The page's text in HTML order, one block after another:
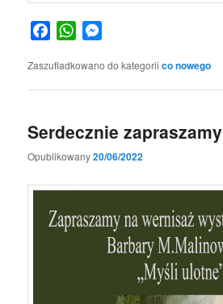
FacebookWhatsApp
Zaszufladkowano do kategorii co nowego
Serdecznie zapraszamy
Opublikowany20/06/2022